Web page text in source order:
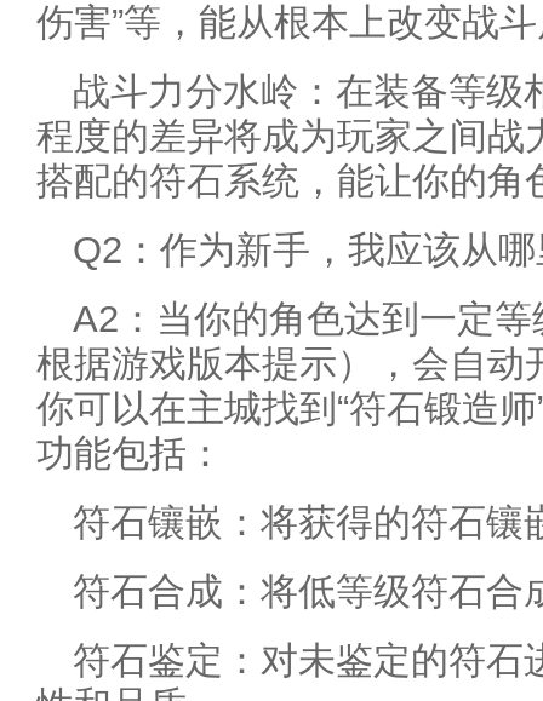
伤害”等，能从根本上改变战
战斗力分水岭：在装备等级
程度的差异将成为玩家之间战
搭配的符石系统，能让你的角
Q2：作为新手，我应该从
A2：当你的角色达到一定
根据游戏版本提示），会自动
你可以在主城找到“符石锻造
功能包括：
符石镶嵌：将获得的符石镶
符石合成：将低等级符石合
符石鉴定：对未鉴定的符石